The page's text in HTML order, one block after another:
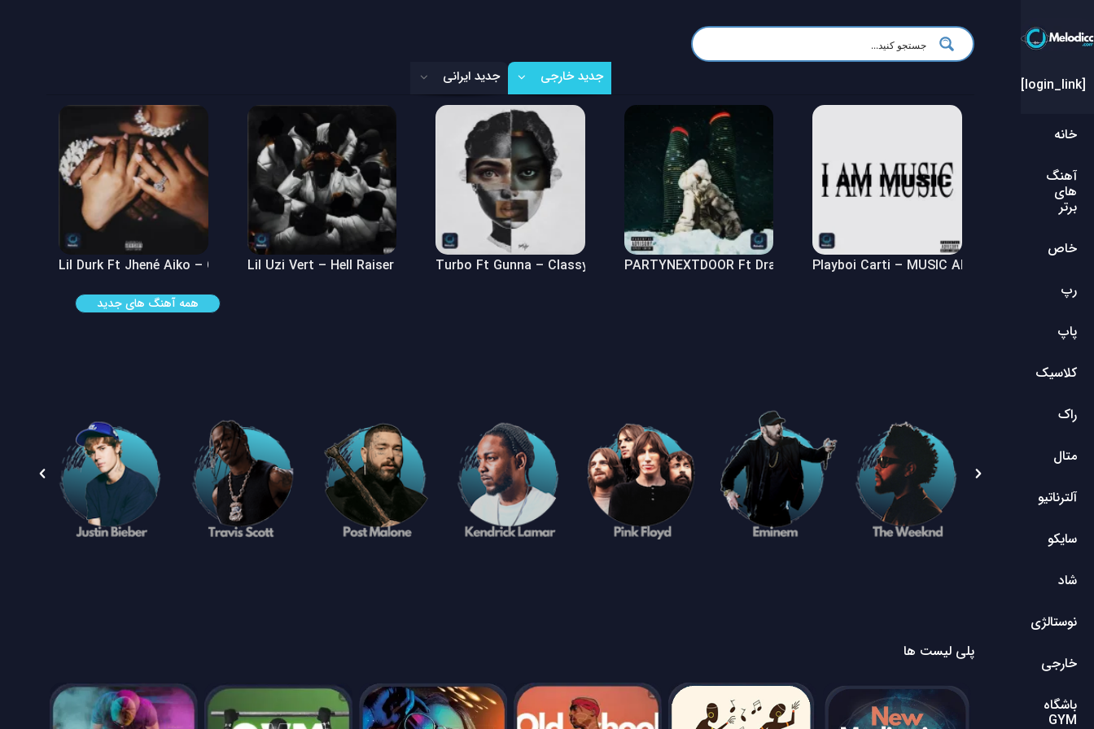
[login_link]
خانه
آهنگ
های
برتر
خاص
رپ
پاپ
کلاسیک
راک
متال
آلترناتیو
سایکو
شاد
نوستالژی
خارجی
باشگاه
GYM
جدید خارجی جدید ایرانی
Playboi Carti – MUSIC Album
PARTYNEXTDOOR Ft Drake – $ome $exy $ongs 4 U Album
Turbo Ft Gunna – Classy Girl
Lil Uzi Vert – Hell Raiser (Freestyle)
Lil Durk Ft Jhené Aiko – Can’t Hide It
همه آهنگ های جدید
پلی لیست ها